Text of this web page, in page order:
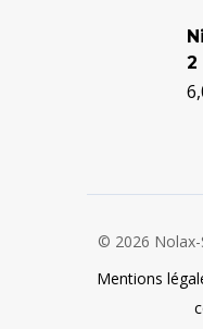
2
© 2026
Mentions